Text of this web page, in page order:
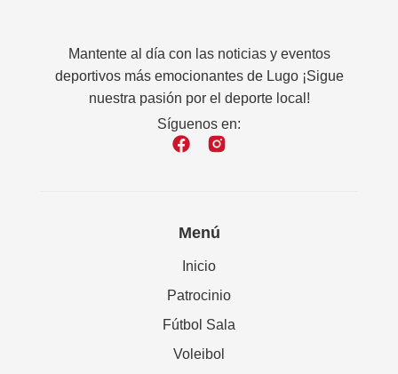
Mantente al día con las noticias y eventos
deportivos más emocionantes de Lugo ¡Sigue
nuestra pasión por el deporte local!
Síguenos en:
Menú
Inicio
Patrocinio
Fútbol Sala
Voleibol